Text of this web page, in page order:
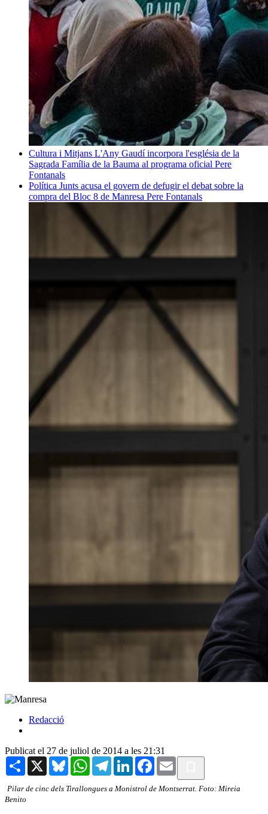
Cultura i Mitjans L'Any Gaudí incorpora l'església de la
Sagrada Família de la Bauma al programa oficial Pere
Fontanals
Política Junts acusa el govern de defugir el debat sobre la
compra del Bloc 8 de Manresa Pere Fontanals
Redacció
Publicat el 27 de juliol de 2014 a les 21:31
Share X BlueskyWhatsAppTelegramLinkedInFacebook
Email
Pilar de cinc dels Tirallongues a Monistrol de Montserrat. Foto: Mireia
Benito